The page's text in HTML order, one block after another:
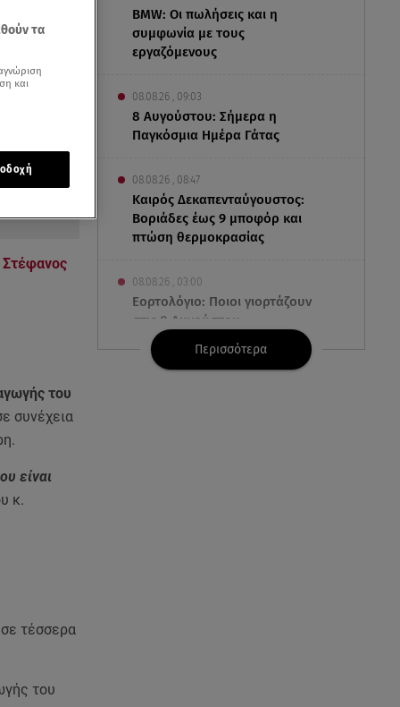
BMW: Οι πωλήσεις και η
συμφωνία με τους
εργαζόμενους
08.08.26 , 09:03
8 Αυγούστου: Σήμερα η
Παγκόσμια Ημέρα Γάτας
08.08.26 , 08:47
Καιρός Δεκαπενταύγουστος:
Βοριάδες έως 9 μποφόρ και
πτώση θερμοκρασίας
08.08.26 , 03:00
Εορτολόγιο: Ποιοι γιορτάζουν
στις 8 Αυγούστου
07.08.26 , 22:40
Περισσότερα
Στέφανος
του
συνέχεια
είναι
κ.
τέσσερα
του
τα
και